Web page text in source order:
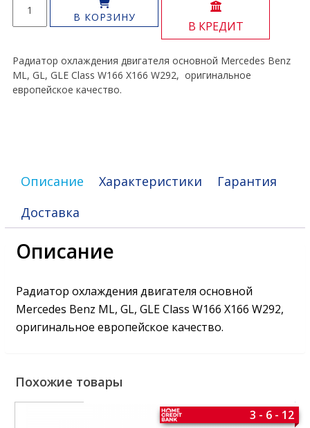
товара
Радиатор
ML,
GL,
GLE
В КОРЗИНУ
В КРЕДИТ
Радиатор охлаждения двигателя основной Mercedes Benz
ML, GL, GLE Class W166 X166 W292, оригинальное
европейское качество.
Описание Характеристики
Гарантия
Доставка
Описание
Радиатор охлаждения двигателя основной
Mercedes Benz ML, GL, GLE Class W166 X166 W292,
оригинальное европейское качество.
Похожие товары
3 - 6 - 12